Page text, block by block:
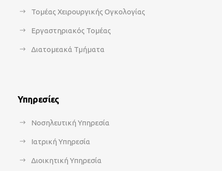
Τομέας Χειρουργικής Ογκολογίας
Εργαστηριακός Τομέας
Διατομεακά Τμήματα
Υπηρεσίες
Νοσηλευτική Υπηρεσία
Ιατρική Υπηρεσία
Διοικητική Υπηρεσία